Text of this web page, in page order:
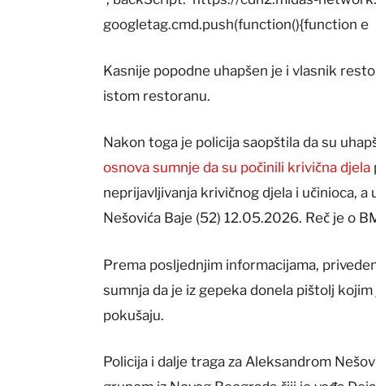
googletag.cmd.push(function(){function e
Kasnije popodne uhapšen je i vlasnik
istom restoranu.
Nakon toga je policija saopštila da su
osnova sumnje da su počinili krivična djela
neprijavljivanja krivičnog djela i učinioca,
Nešovića Baje (52) 12.05.2026. Reč je o
Prema posljednjim informacijama,
sumnja da je iz gepeka donela pištolj
pokušaju.
Policija i dalje traga za Aleksandrom